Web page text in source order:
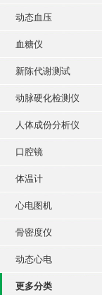
动态血压
血糖仪
新陈代谢测试
动脉硬化检测仪
人体成份分析仪
口腔镜
体温计
心电图机
骨密度仪
动态心电
更多分类